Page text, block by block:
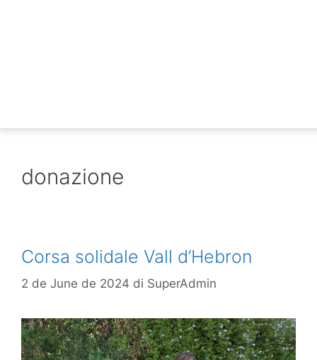
donazione
Corsa solidale Vall d’Hebron
2 de June de 2024 di SuperAdmin